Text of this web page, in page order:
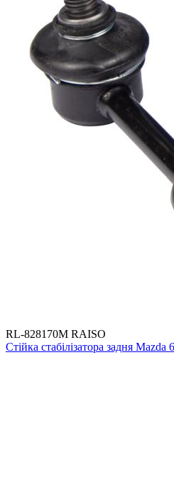
RL-828170M RAISO
Стійка стабілізатора задня